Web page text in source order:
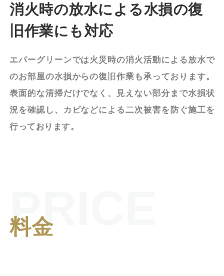
消火時の放水による水損の復
旧作業にも対応
エバーグリーンでは火災時の消火活動による放水で
のお部屋の水損からの復旧作業も承っております。
表面的な清掃だけでなく、見えない部分まで水損状
況を確認し、カビなどによる二次被害を防ぐ施工を
行っております。
料金
PRICE